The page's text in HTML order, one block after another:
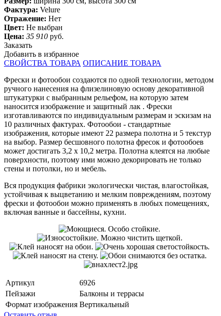
Фактура: Velure
Отражение: Нет
Цвет: Не выбран
Цена: 35 910 руб.
Заказать
Добавить в избранное
СВОЙСТВА ТОВАРА ОПИСАНИЕ ТОВАРА
Фрески и фотообои создаются по одной технологии, методом
ручного нанесения на флизелиновую основу декоративной
штукатурки с выбранным рельефом, на которую затем
наносится изображение и защитный лак . Фрески
изготавливаются по индивидуальным размерам и эскизам на
10 различных фактурах. Фотообои - стандартные
изображения, которые имеют 22 размера полотна и 5 текстур
на выбор. Размер бесшовного полотна фресок и фотообоев
может достигать 3,2 х 10,2 метра. Полотна клеятся на любые
поверхности, поэтому ими можно декорировать не только
стены и потолки, но и мебель.
Вся продукция фабрики экологически чистая, влагостойкая,
устойчивая к выцветанию и мелким повреждениям, поэтому
фрески и фотообои можно применять в любых помещениях,
включая ванные и бассейны, кухни.
Артикул
6926
Пейзажи
Балконы и террасы
Формат изображения Вертикальный